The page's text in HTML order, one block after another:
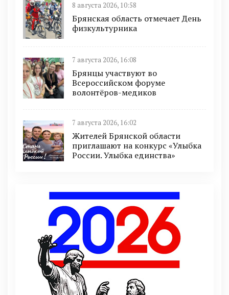
8 августа 2026, 10:58
Брянская область отмечает День
физкультурника
7 августа 2026, 16:08
Брянцы участвуют во
Всероссийском форуме
волонтёров-медиков
7 августа 2026, 16:02
Жителей Брянской области
приглашают на конкурс «Улыбка
России. Улыбка единства»